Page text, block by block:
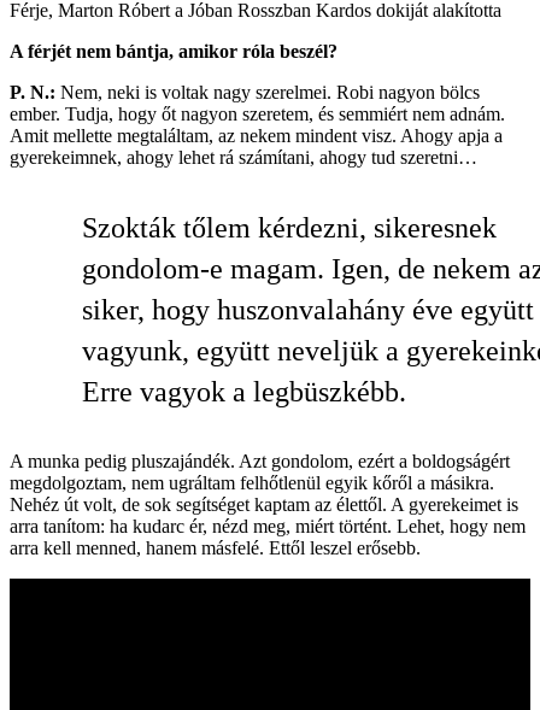
Férje, Marton Róbert a Jóban Rosszban Kardos dokiját alakította
A férjét nem bántja, amikor róla beszél?
P. N.: Nem, neki is voltak nagy szerelmei. Robi nagyon bölcs
ember. Tudja, hogy őt nagyon szeretem, és semmiért nem adnám.
Amit mellette megtaláltam, az nekem mindent visz. Ahogy apja a
gyerekeimnek, ahogy lehet rá számítani, ahogy tud szeretni…
Szokták tőlem kérdezni, sikeresnek
gondolom-e magam. Igen, de nekem
siker, hogy huszonvalahány éve együtt
vagyunk, együtt neveljük a
Erre vagyok a legbüszkébb.
A munka pedig pluszajándék. Azt gondolom, ezért a boldogságért
megdolgoztam, nem ugráltam felhőtlenül egyik kőről a másikra.
Nehéz út volt, de sok segítséget kaptam az élettől. A gyerekeimet is
arra tanítom: ha kudarc ér, nézd meg, miért történt. Lehet, hogy nem
arra kell menned, hanem másfelé. Ettől leszel erősebb.